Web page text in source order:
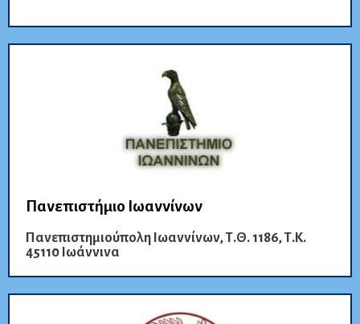
Πανεπιστήμιο Ιωαννίνων
Πανεπιστημιούπολη Ιωαννίνων, Τ.Θ. 1186, Τ.Κ.
45110 Ιωάννινα